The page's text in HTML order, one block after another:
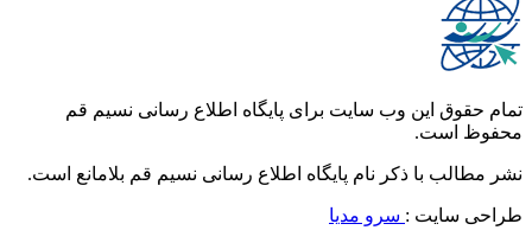
تمام حقوق این وب سایت برای پایگاه اطلاع رسانی نسیم قم
محفوظ است.
نشر مطالب با ذکر نام پایگاه اطلاع رسانی نسیم قم بلامانع است.
طراحی سایت : سرو مدیا